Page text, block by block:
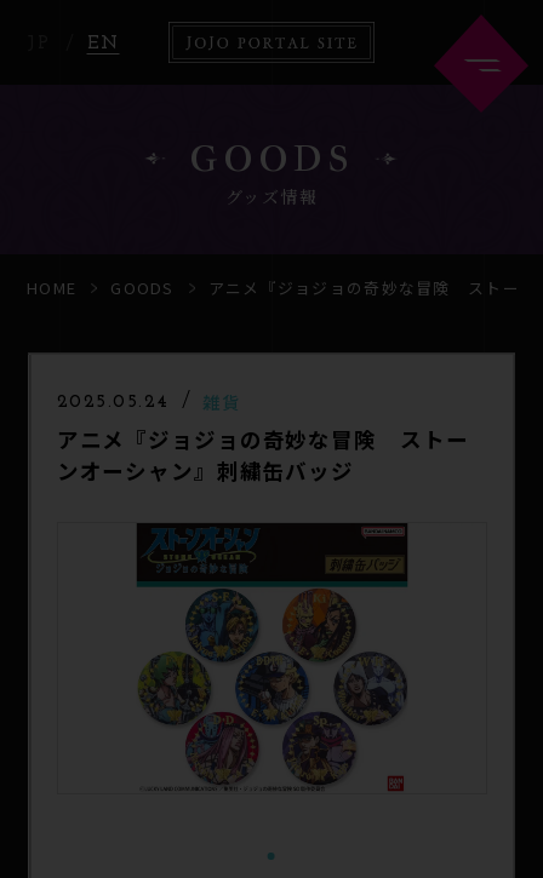
EN
HOME ABOUT
COMICS
GOODS
グッズ情報
HOME GOODS アニメ『ジョジョの奇妙な冒険 ストーン
2025.05.24 雑貨
アニメ『ジョジョの奇妙な冒険 ストー
ンオーシャン』刺繍缶バッジ
1